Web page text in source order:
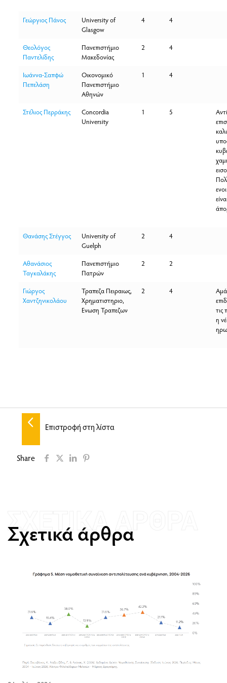
Γεώργιος Πάνος
University of
Glasgow
4 4
Θεολόγος
Παντελίδης
Πανεπιστήμιο
Μακεδονίας
2 4
Ιωάννα-Σαπφώ
Πεπελάση
Οικονομικό
Πανεπιστήμιο
Αθηνών
1 4
Στέλιος Περράκης
Concordia
University
1 5
Θανάσης Στέγγος
University of
Guelph
2 4
Αθανάσιος
Ταγκαλάκης
Πανεπιστήμιο
Πατρών
2 2
Γιώργος
Χαντζηνικολάου
Τραπεζα Πειραιως,
Χρηματιστηριο,
Ενωση Τραπεζων
2 4
τις
η
Επιστροφή στη λίστα
Share
Σχετικά άρθρα